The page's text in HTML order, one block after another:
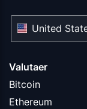
Valutaer
Bitcoin
Ethereum
United